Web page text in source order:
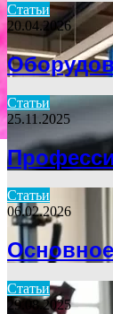
Статьи
20.04.2026
Статьи
25.11.2025
Статьи
06.02.2026
Статьи
29.08.2025